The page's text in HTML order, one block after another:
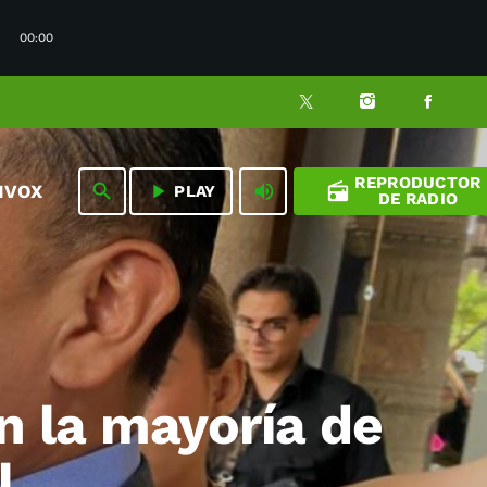
00:00
search play_arrow PLAY volume_up radio REPRODUCTOR
DE RADIO
la mayoría de